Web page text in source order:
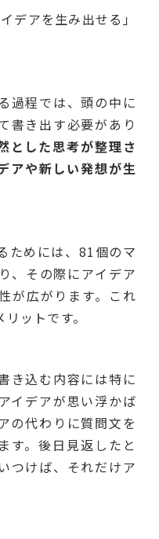
デアを生み出せる」
過程では、頭の中に
書き出す必要があり
とした思考が整理さ
アや新しい発想が生
ためには、81個のマ
、その際にアイデア
が広がります。これ
ットです。
き込む内容には特に
イデアが思い浮かば
の代わりに質問文を
す。後日見返したと
つけば、それだけア